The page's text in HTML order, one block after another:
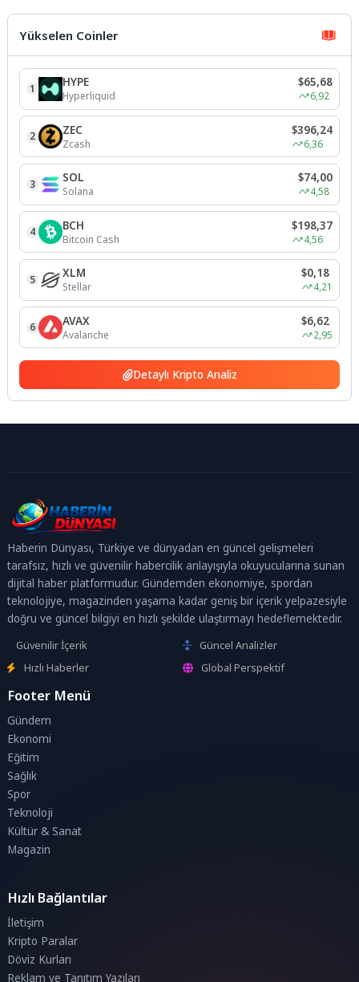
devam ediyor. Aydınlılar, her yıl...
Yükselen Coinler
1 HYPE
Hyperliquid
$65,68
6,92
2 ZEC
Zcash
$396,24
6,36
3 SOL
Solana
$74,00
4,58
4 BCH
Bitcoin Cash
$198,37
4,56
5 XLM
Stellar
$0,18
4,21
6 AVAX
Avalanche
$6,62
2,95
Detaylı Kripto Analiz
Haberin Dünyası, Türkiye ve dünyadan en güncel gelişmeleri
tarafsız, hızlı ve güvenilir habercilik anlayışıyla okuyucularına sunan
dijital haber platformudur. Gündemden ekonomiye, spordan
teknolojiye, magazinden yaşama kadar geniş bir içerik yelpazesiyle
doğru ve güncel bilgiyi en hızlı şekilde ulaştırmayı hedeflemektedir.
Güvenilir İçerik
Güncel Analizler
Hızlı Haberler
Global Perspektif
Footer Menü
Gündem
Ekonomi
Eğitim
Sağlık
Spor
Teknoloji
Kültür & Sanat
Magazin
Hızlı Bağlantılar
İletişim
Kripto Paralar
Döviz Kurları
Reklam ve Tanıtım Yazıları